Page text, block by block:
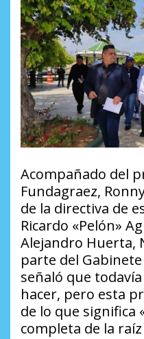
Acompañado del
Fundagraez,
de la directiva de
Ricardo «Pelón»
Alejandro Huerta,
parte del
señaló que
hacer, pero esta
de lo que significa
completa de la